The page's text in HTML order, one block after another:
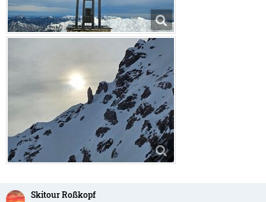
Skitour Roßkopf